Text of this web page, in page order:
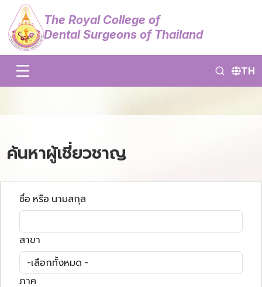
The Royal College of
Dental Surgeons of Thailand
TH
ค้นหาผู้เชี่ยวชาญ
ชื่อ หรือ นามสกุล
สาขา
ภาค